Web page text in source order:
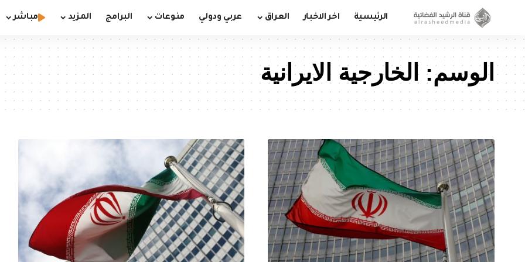
الرئيسية اخر الاخبار العراق عربي ودولي منوعات البرامج المزيد مباشر
الوسم: الخارجية الايرانية